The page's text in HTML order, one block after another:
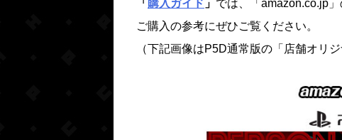
「 購入ガイド 」 では、「amazon.co.jp
ご購入の参考にぜひご覧ください。
（下記画像はP5D通常版の「店舗オリ